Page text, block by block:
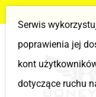
Serwis
poprawienia jej
kont
dotyczące ruchu